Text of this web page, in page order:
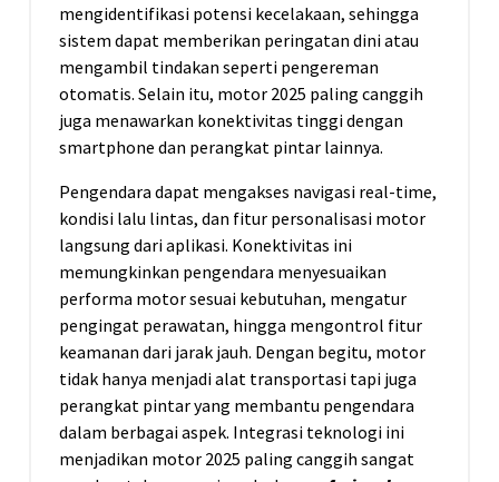
mengidentifikasi potensi kecelakaan, sehingga
sistem dapat memberikan peringatan dini atau
mengambil tindakan seperti pengereman
otomatis. Selain itu, motor 2025 paling canggih
juga menawarkan konektivitas tinggi dengan
smartphone dan perangkat pintar lainnya.
Pengendara dapat mengakses navigasi real-time,
kondisi lalu lintas, dan fitur personalisasi motor
langsung dari aplikasi. Konektivitas ini
memungkinkan pengendara menyesuaikan
performa motor sesuai kebutuhan, mengatur
pengingat perawatan, hingga mengontrol fitur
keamanan dari jarak jauh. Dengan begitu, motor
tidak hanya menjadi alat transportasi tapi juga
perangkat pintar yang membantu pengendara
dalam berbagai aspek. Integrasi teknologi ini
menjadikan motor 2025 paling canggih sangat